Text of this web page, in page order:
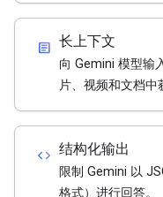
article 长上下文
向 Gemini 模型输
片、视频和文档中
code 结构化输出
限制 Gemini 以
格式）进行回答。